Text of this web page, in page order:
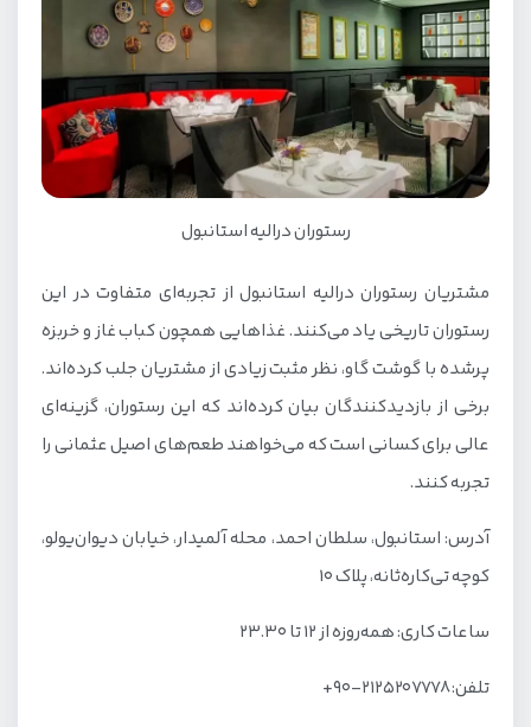
رستوران درالیه استانبول
مشتریان رستوران درالیه استانبول از تجربه‌ای متفاوت در این
رستوران تاریخی یاد می‌کنند. غذاهایی همچون کباب غاز و خربزه
پرشده با گوشت گاو، نظر مثبت زیادی از مشتریان جلب کرده‌اند.
برخی از بازدیدکنندگان بیان کرده‌اند که این رستوران، گزینه‌ای
عالی برای کسانی است که می‌خواهند طعم‌های اصیل عثمانی را
تجربه کنند.
آدرس: استانبول، سلطان احمد، محله آلمیدار، خیابان دیوان‌یولو،
کوچه تی‌کاره‌ثانه، پلاک ۱۰
ساعات کاری: همه‌روزه از ۱۲ تا ۲۳.۳۰
تلفن: ۲۱۲۵۲۰۷۷۷۸-۹۰+